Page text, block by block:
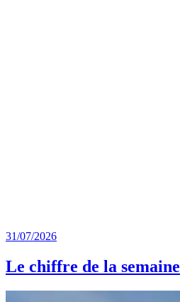
31/07/2026
Le chiffre de la semaine